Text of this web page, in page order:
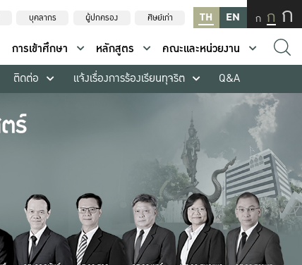
บุคลากร ผู้ปกครอง ศิษย์เก่า TH EN ก ก ก
การเข้าศึกษา หลักสูตร
คณะและหน่วยงาน
ติดต่อ แจ้งเรื่องการร้องเรียนทุจริต Q&A